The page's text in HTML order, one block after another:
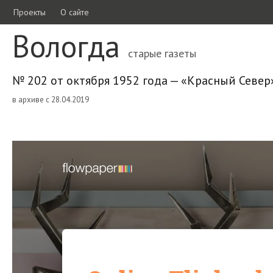
Проекты О сайте
Вологда старые газеты
№ 202 от октября 1952 года — «Красный
в архиве с 28.04.2019